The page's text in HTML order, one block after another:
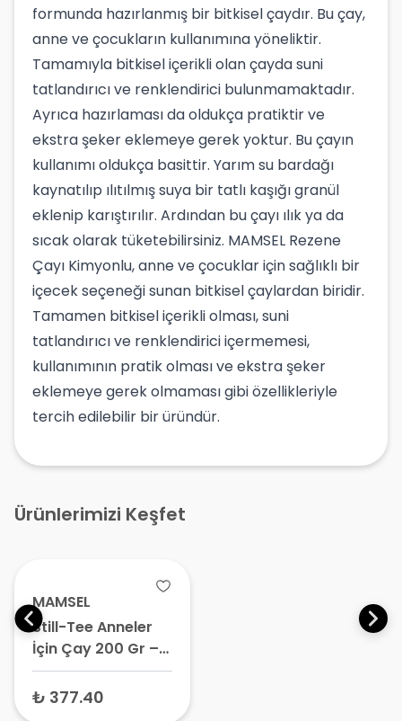
formunda hazırlanmış bir bitkisel çaydır. Bu çay,
anne ve çocukların kullanımına yöneliktir.
Tamamıyla bitkisel içerikli olan çayda suni
tatlandırıcı ve renklendirici bulunmamaktadır.
Ayrıca hazırlaması da oldukça pratiktir ve
ekstra şeker eklemeye gerek yoktur. Bu çayın
kullanımı oldukça basittir. Yarım su bardağı
kaynatılıp ılıtılmış suya bir tatlı kaşığı granül
eklenip karıştırılır. Ardından bu çayı ılık ya da
sıcak olarak tüketebilirsiniz. MAMSEL Rezene
Çayı Kimyonlu, anne ve çocuklar için sağlıklı bir
içecek seçeneği sunan bitkisel çaylardan biridir.
Tamamen bitkisel içerikli olması, suni
tatlandırıcı ve renklendirici içermemesi,
kullanımının pratik olması ve ekstra şeker
eklemeye gerek olmaması gibi özellikleriyle
tercih edilebilir bir üründür.
Ürünlerimizi Keşfet
MAMSEL
Still-Tee Anneler
İçin Çay 200 Gr –
Emziren Anne Çayı,
Süt Yapan Bitkisel
₺ 377.40